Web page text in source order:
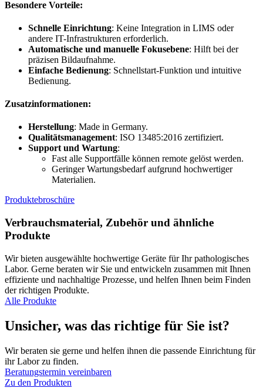
Besondere Vorteile:
Schnelle Einrichtung: Keine Integration in LIMS oder
andere IT-Infrastrukturen erforderlich.
Automatische und manuelle Fokusebene: Hilft bei der
präzisen Bildaufnahme.
Einfache Bedienung: Schnellstart-Funktion und intuitive
Bedienung.
Zusatzinformationen:
Herstellung: Made in Germany.
Qualitätsmanagement: ISO 13485:2016 zertifiziert.
Support und Wartung:
Fast alle Supportfälle können remote gelöst werden.
Geringer Wartungsbedarf aufgrund hochwertiger
Materialien.
Produktebroschüre
Verbrauchsmaterial, Zubehör und ähnliche
Produkte
Wir bieten ausgewählte hochwertige Geräte für Ihr pathologisches
Labor. Gerne beraten wir Sie und entwickeln zusammen mit Ihnen
effiziente und nachhaltige Prozesse, und helfen Ihnen beim Finden
der richtigen Produkte.
Alle Produkte
Unsicher, was das richtige für Sie ist?
Wir beraten sie gerne und helfen ihnen die passende Einrichtung für
ihr Labor zu finden.
Beratungstermin vereinbaren
Zu den Produkten